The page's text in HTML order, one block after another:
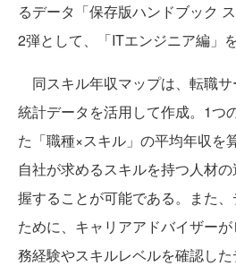
るデータ「保存版ハンドブック
2弾として、「ITエンジニア編」
同スキル年収マップは、転職
統計データを活用して作成。1つ
た「職種×スキル」の平均年収を
自社が求めるスキルを持つ人材
握することが可能である。また
ために、キャリアアドバイザー
務経験やスキルレベルを確認し